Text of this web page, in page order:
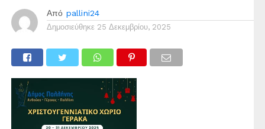
Από pallini24
Δημοσιεύθηκε 25 Δεκεμβρίου, 2025